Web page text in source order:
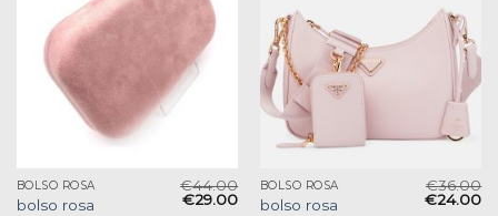
BOLSO ROSA
bolso rosa
€44.00
€29.00
BOLSO ROSA
bolso rosa
€36.00
€24.00